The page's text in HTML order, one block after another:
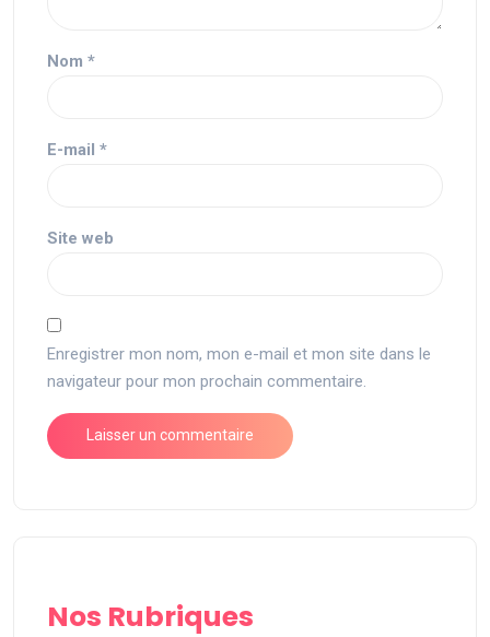
Nom *
E-mail *
Site web
Enregistrer mon nom, mon e-mail et mon site dans le
navigateur pour mon prochain commentaire.
Nos Rubriques